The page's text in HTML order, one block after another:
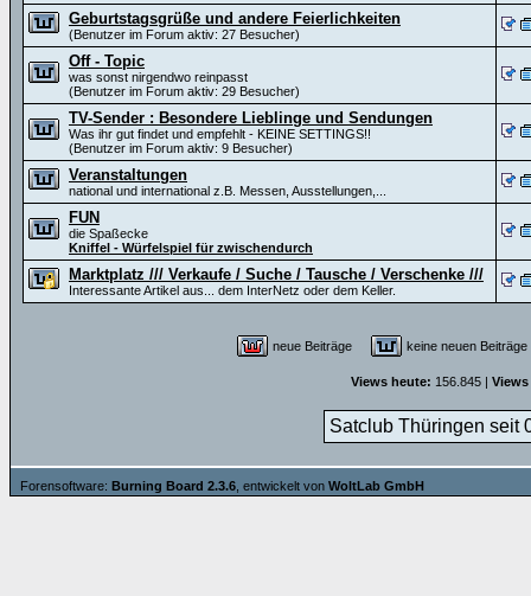
Geburtstagsgrüße und andere Feierlichkeiten
(Benutzer im Forum aktiv: 27 Besucher)
Off - Topic
was sonst nirgendwo reinpasst
(Benutzer im Forum aktiv: 29 Besucher)
TV-Sender : Besondere Lieblinge und Sendungen
Was ihr gut findet und empfehlt - KEINE SETTINGS!!
(Benutzer im Forum aktiv: 9 Besucher)
Veranstaltungen
national und international z.B. Messen, Ausstellungen,...
FUN
die Spaßecke
Kniffel - Würfelspiel für zwischendurch
Marktplatz /// Verkaufe / Suche / Tausche / Verschenke ///
Interessante Artikel aus... dem InterNetz oder dem Keller.
neue Beiträge keine neuen
Views heute: 156.845 |
Satclub Thüringen seit
Forensoftware: Burning Board 2.3.6 , entwickelt von WoltLab GmbH